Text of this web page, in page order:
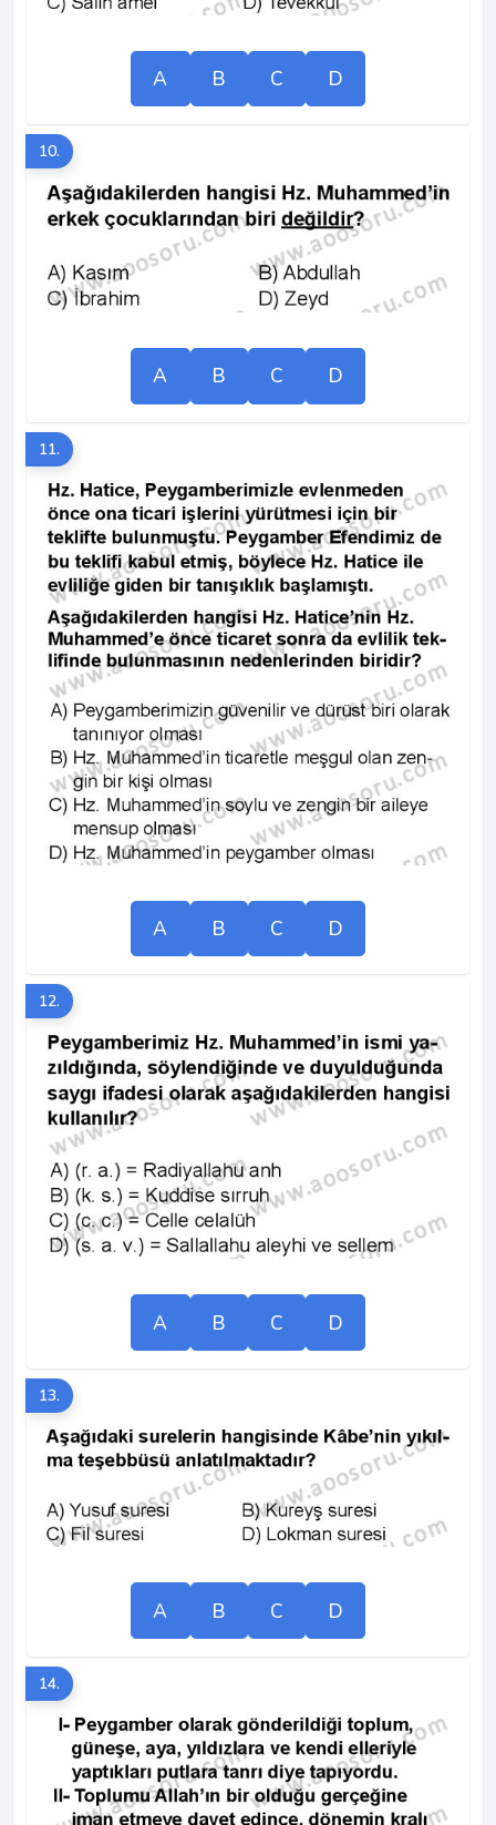
A B C D
10.
A B C D
11.
A B C D
12.
A B C D
13.
A B C D
14.